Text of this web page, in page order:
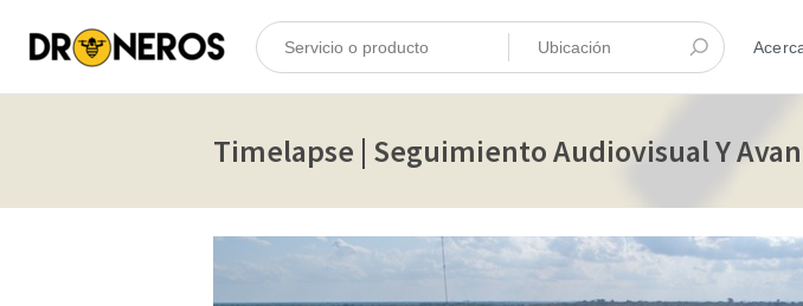
Timelapse | Seguimiento Audiovisual Y